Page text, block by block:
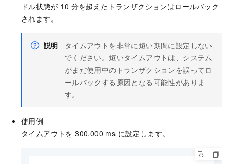
ドル状態が 10 分を超えたトランザクションはロールバック
されます。
説明
タイムアウトを非常に短い期間に設定しない
でください。短いタイムアウトは、システム
がまだ使用中のトランザクションを誤ってロ
ールバックする原因となる可能性がありま
す。
使用例
タイムアウトを 300,000 ms に設定します。